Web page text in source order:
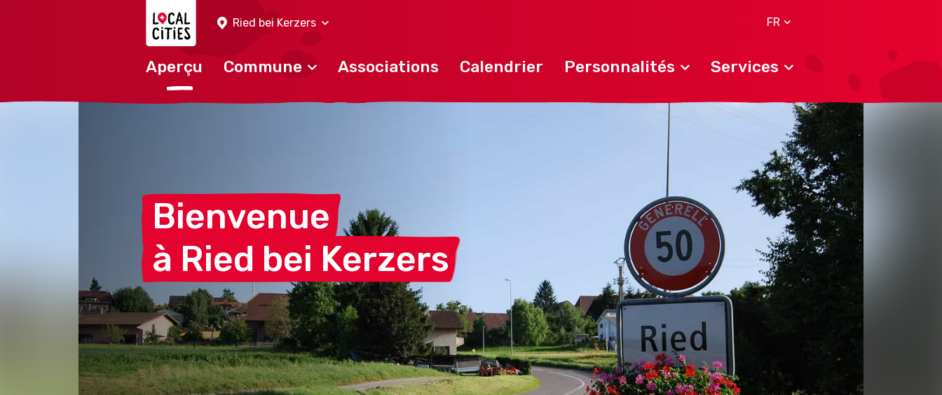
Ried bei Kerzers
FR
Aperçu Commune Associations Calendrier Personnalités Services
Bienvenue
à Ried bei Kerzers